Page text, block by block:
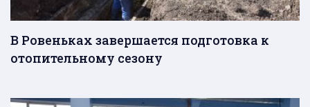
В Ровеньках завершается подготовка к
отопительному сезону